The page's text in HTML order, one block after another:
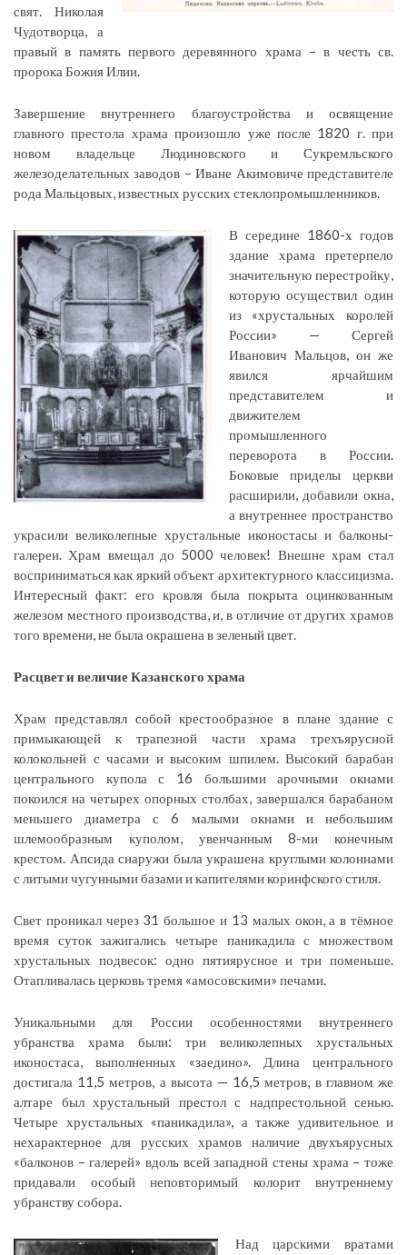
свят. Николая
Чудотворца, а
правый в память первого деревянного храма – в честь св.
пророка Божия Илии.
Завершение внутреннего благоустройства и освящение
главного престола храма произошло уже после 1820 г. при
новом владельце Людиновского и Сукремльского
железоделательных заводов – Иване Акимовиче представителе
рода Мальцовых, известных русских стеклопромышленников.
В середине 1860-х годов
здание храма претерпело
значительную перестройку,
которую осуществил один
из «хрустальных королей
России» — Сергей
Иванович Мальцов, он же
явился ярчайшим
представителем и
движителем
промышленного
переворота в России.
Боковые приделы церкви
расширили, добавили окна,
а внутреннее пространство
украсили великолепные хрустальные иконостасы и балконы-
галереи. Храм вмещал до 5000 человек! Внешне храм стал
восприниматься как яркий объект архитектурного классицизма.
Интересный факт: его кровля была покрыта оцинкованным
железом местного производства, и, в отличие от других храмов
того времени, не была окрашена в зеленый цвет.
Расцвет и величие Казанского храма
Храм представлял собой крестообразное в плане здание с
примыкающей к трапезной части храма трехъярусной
колокольней с часами и высоким шпилем. Высокий барабан
центрального купола с 16 большими арочными окнами
покоился на четырех опорных столбах, завершался барабаном
меньшего диаметра с 6 малыми окнами и небольшим
шлемообразным куполом, увенчанным 8-ми конечным
крестом. Апсида снаружи была украшена круглыми колоннами
с литыми чугунными базами и капителями коринфского стиля.
Свет проникал через 31 большое и 13 малых окон, а в тёмное
время суток зажигались четыре паникадила с множеством
хрустальных подвесок: одно пятиярусное и три поменьше.
Отапливалась церковь тремя «амосовскими» печами.
Уникальными для России особенностями внутреннего
убранства храма были: три великолепных хрустальных
иконостаса, выполненных «заедино». Длина центрального
достигала 11,5 метров, а высота — 16,5 метров, в главном же
алтаре был хрустальный престол с надпрестольной сенью.
Четыре хрустальных «паникадила», а также удивительное и
нехарактерное для русских храмов наличие двухъярусных
«балконов – галерей» вдоль всей западной стены храма – тоже
придавали особый неповторимый колорит внутреннему
убранству собора.
Над царскими вратами